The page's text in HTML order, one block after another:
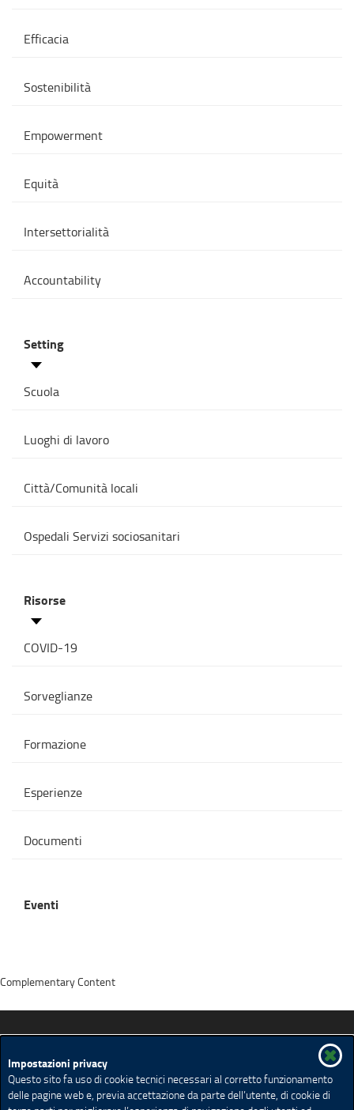
Efficacia
Sostenibilità
Empowerment
Equità
Intersettorialità
Accountability
Setting
Scuola
Luoghi di lavoro
Città/Comunità locali
Ospedali Servizi sociosanitari
Risorse
COVID-19
Sorveglianze
Formazione
Esperienze
Documenti
Eventi
Impostazioni privacy
Questo sito fa uso di cookie tecnici necessari al corretto funzionamento
delle pagine web e, previa accettazione da parte dell’utente, di cookie di
Strategie Temi Setting Risorse Eventi
Complementary Content